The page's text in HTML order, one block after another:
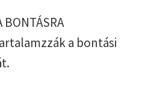
BONTÁSRA
a bontási